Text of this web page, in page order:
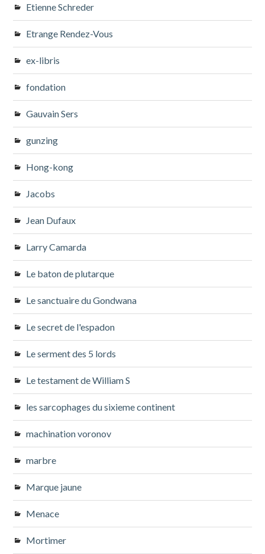
Etienne Schreder
Etrange Rendez-Vous
ex-libris
fondation
Gauvain Sers
gunzing
Hong-kong
Jacobs
Jean Dufaux
Larry Camarda
Le baton de plutarque
Le sanctuaire du Gondwana
Le secret de l'espadon
Le serment des 5 lords
Le testament de William S
les sarcophages du sixieme continent
machination voronov
marbre
Marque jaune
Menace
Mortimer